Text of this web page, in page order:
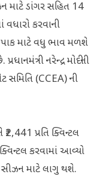
માટે ડાંગર સહિત 14
વધારો કરવાની
માટે વધુ ભાવ મળશે
નરેન્દ્ર મોદીની
સમિતિ (CCEA) ની
પ્રતિ ક્વિન્ટલ
કરવામાં આવ્યો
માટે લાગુ થશે.